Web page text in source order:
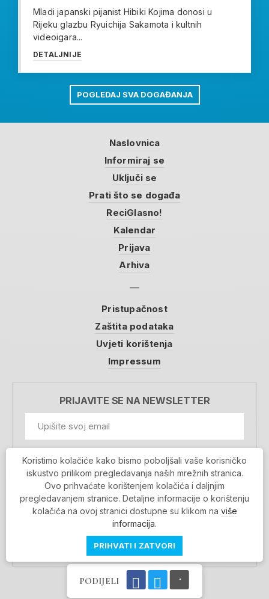
PODIJELI
Mladi japanski pijanist Hibiki Kojima donosi u
Rijeku glazbu Ryuichija Sakamota i kultnih
videoigara...
DETALJNIJE
POGLEDAJ SVA DOGAĐANJA
Naslovnica
Informiraj se
Uključi se
Prati što se događa
ReciGlasno!
Kalendar
Prijava
Arhiva
Pristupačnost
Zaštita podataka
Uvjeti korištenja
Impressum
PRIJAVITE SE NA NEWSLETTER
Prihvaćam da se moji podaci spremaju u bazu
podataka i koriste u svrhu slanja MojaRijeka
newslettera
MOJARIJEKA NEWSLETTER
PRIJAVI SE
Povratak na vrh
Koristimo kolačiće kako bismo poboljšali vaše korisničko
iskustvo prilikom pregledavanja naših mrežnih stranica.
Ovo prihvaćate korištenjem kolačića i daljnjim
pregledavanjem stranice. Detaljne informacije o korištenju
kolačića na ovoj stranici dostupne su klikom na više
informacija.
PRIHVATI I ZATVORI